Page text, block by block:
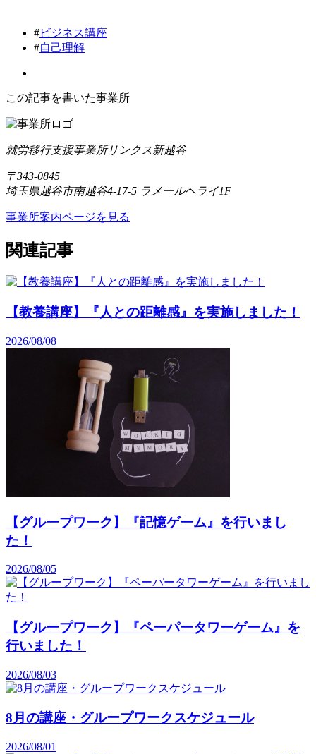
#ビジネス講座
#自己理解
この記事を書いた事業所
就労移行支援事業所リンクス新越谷
〒343-0845
埼玉県越谷市南越谷4-17-5 ラメールヘライ1F
事業所案内ページを見る
関連記事
【教養講座】『人との距離感』を実施しました！
2026/08/08
【グループワーク】『記憶ゲーム』を行いまし
た！
2026/08/05
【グループワーク】『ペーパータワーゲーム』を
行いました！
2026/08/03
8月の講座・グループワークスケジュール
2026/08/01